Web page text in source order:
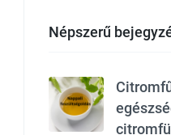
Népszerű